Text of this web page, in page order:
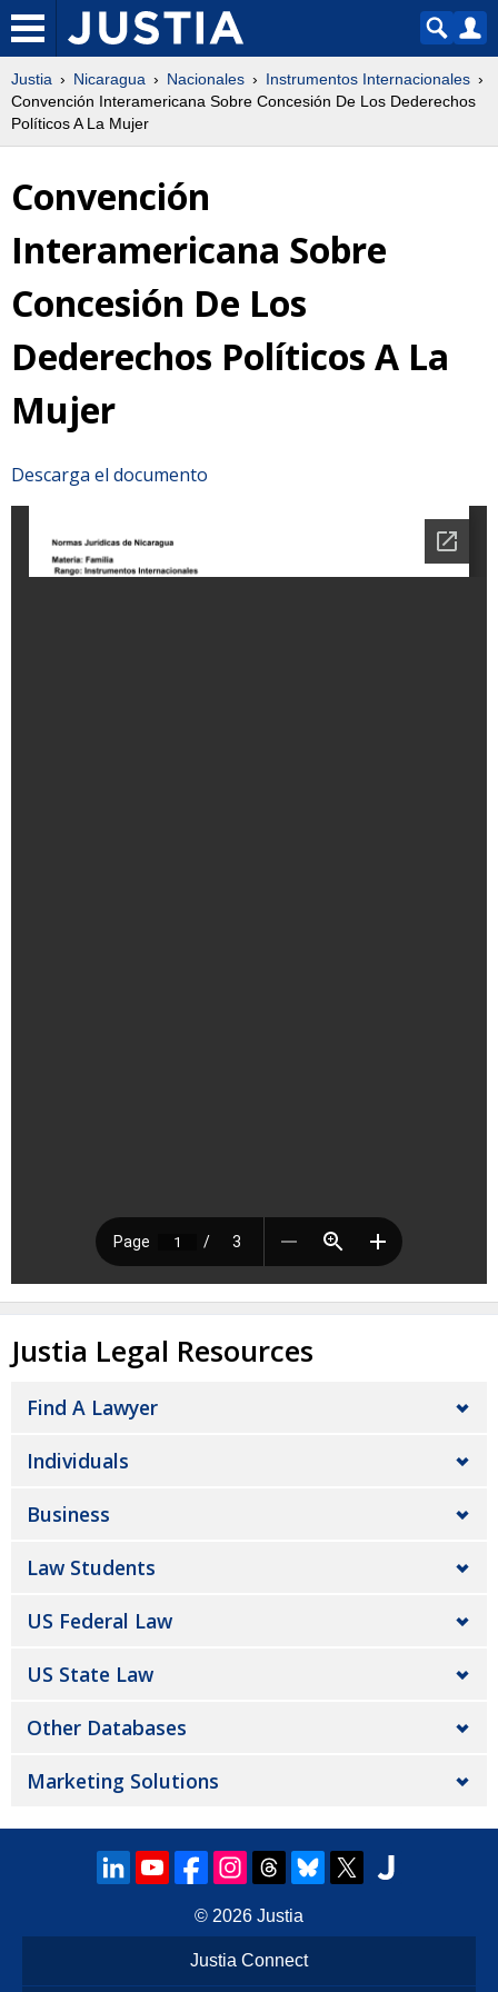
Justia Nicaragua Nacionales
Instrumentos Internacionales
Convención Interamericana Sobre Concesión De Los Dederechos
Políticos A La Mujer
Convención
Interamericana Sobre
Concesión De Los
Dederechos Políticos A La
Mujer
Descarga el documento
Justia Legal Resources
Find A Lawyer
Individuals
Business
Law Students
US Federal Law
US State Law
Other Databases
Marketing Solutions
© 2026 Justia
Justia Connect